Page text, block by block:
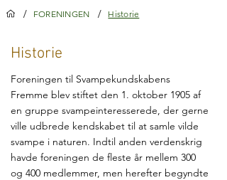
/ FORENINGEN / Historie
Historie
Foreningen til Svampekundskabens
Fremme blev stiftet den 1. oktober 1905 af
en gruppe svampeinteresserede, der gerne
ville udbrede kendskabet til at samle vilde
svampe i naturen. Indtil anden verdenskrig
havde foreningen de fleste år mellem 300
og 400 medlemmer, men herefter begyndte